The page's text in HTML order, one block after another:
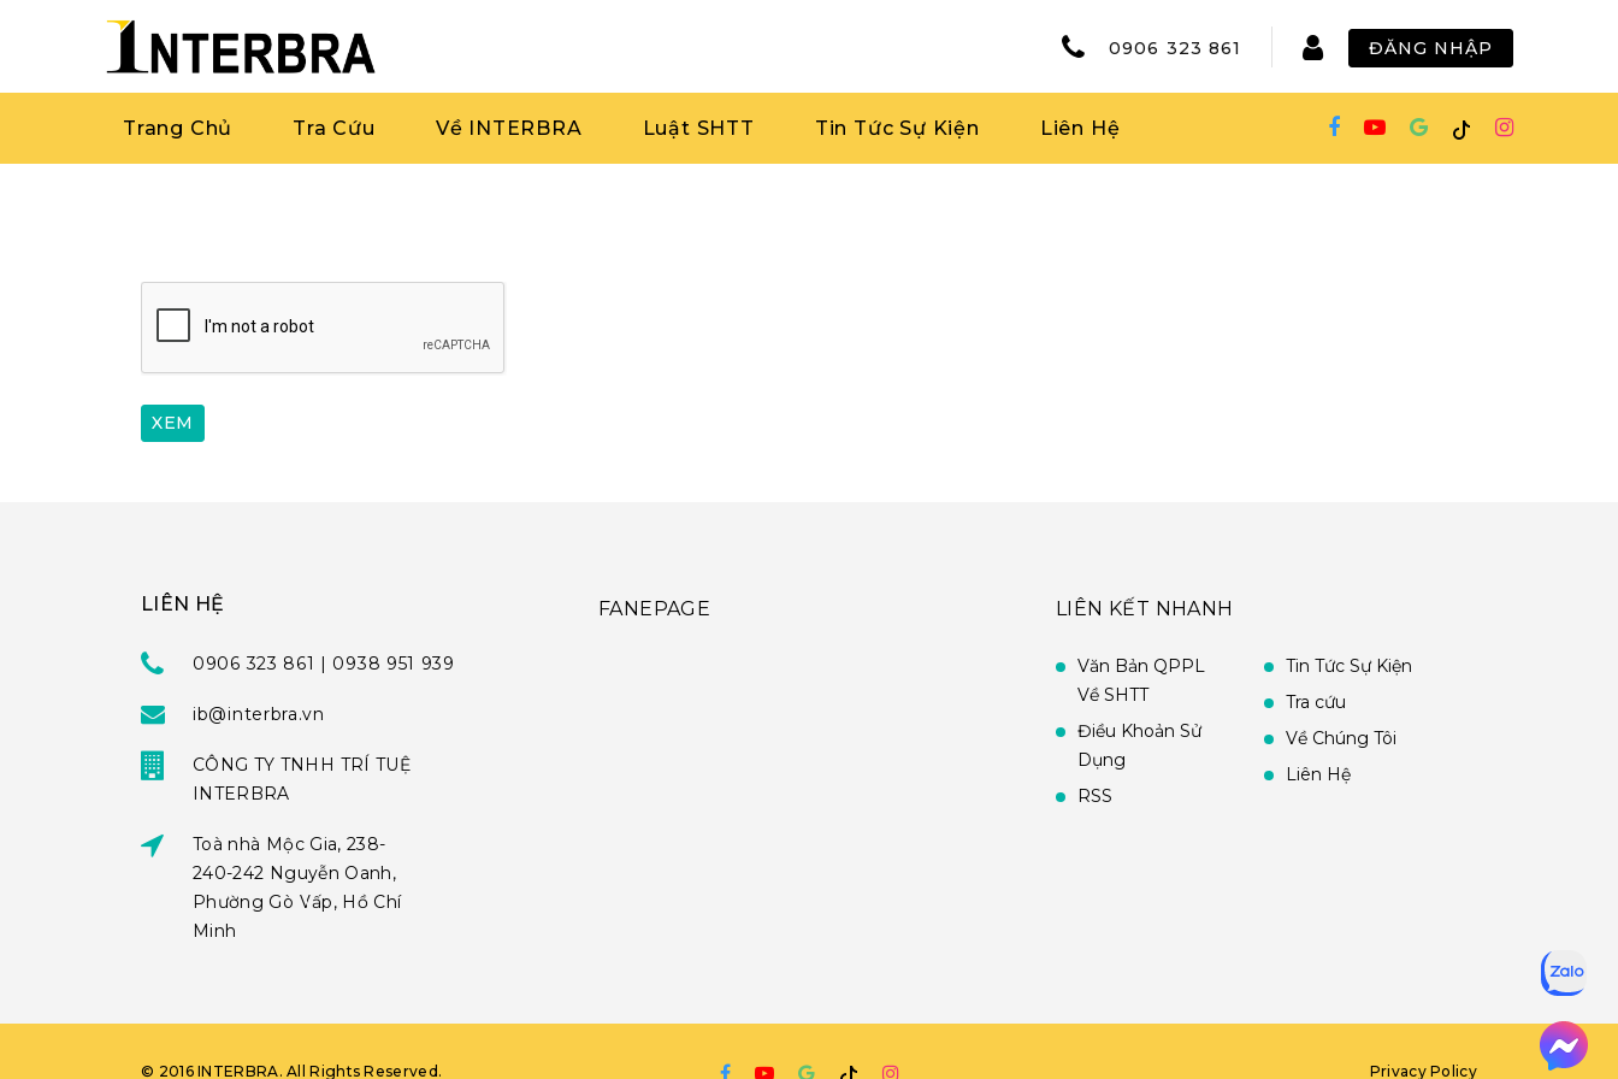
0906 323 861 ĐĂNG NHẬP
Trang Chủ Tra Cứu Về INTERBRA Luật SHTT Tin Tức Sự Kiện Liên Hệ
LIÊN HỆ
0906 323 861 | 0938 951 939
ib@interbra.vn
CÔNG TY TNHH TRÍ TUỆ
INTERBRA
Toà nhà Mộc Gia, 238-
240-242 Nguyễn Oanh,
Phường Gò Vấp, Hồ Chí
Minh
FANEPAGE LIÊN KẾT NHANH
Văn Bản QPPL
Về SHTT
Điều Khoản Sử
Dụng
RSS
Tin Tức Sự Kiện
Tra cứu
Về Chúng Tôi
Liên Hệ
© 2016 INTERBRA. All Rights Reserved. Privacy Policy